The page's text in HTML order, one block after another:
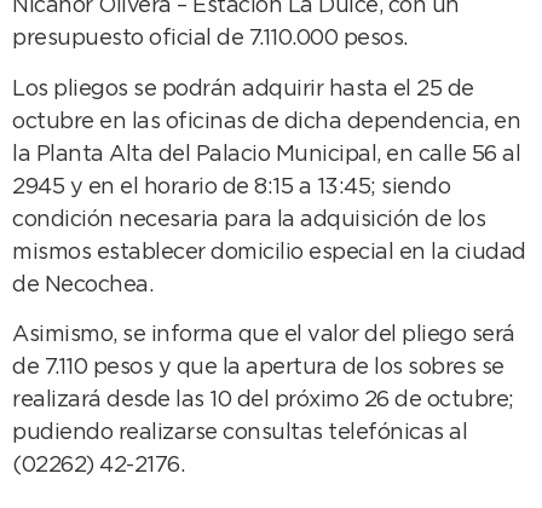
Nicanor Olivera – Estación La Dulce, con un
presupuesto oficial de 7.110.000 pesos.
Los pliegos se podrán adquirir hasta el 25 de
octubre en las oficinas de dicha dependencia, en
la Planta Alta del Palacio Municipal, en calle 56 al
2945 y en el horario de 8:15 a 13:45; siendo
condición necesaria para la adquisición de los
mismos establecer domicilio especial en la ciudad
de Necochea.
Asimismo, se informa que el valor del pliego será
de 7.110 pesos y que la apertura de los sobres se
realizará desde las 10 del próximo 26 de octubre;
pudiendo realizarse consultas telefónicas al
(02262) 42-2176.